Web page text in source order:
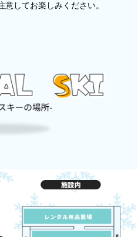
してお楽しみください。